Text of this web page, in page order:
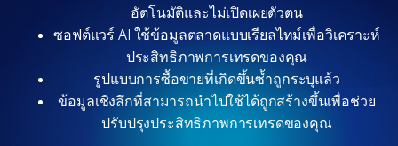
อัตโนมัติและไม่เปิดเผยตัวตน
ซอฟต์แวร์ AI ใช้ข้อมูลตลาดแบบเรียลไทม์เพื่อวิเคราะห์
ประสิทธิภาพการเทรดของคุณ
รูปแบบการซื้อขายที่เกิดขึ้นซ้ำถูกระบุแล้ว
ข้อมูลเชิงลึกที่สามารถนำไปใช้ได้ถูกสร้างขึ้นเพื่อช่วย
ปรับปรุงประสิทธิภาพการเทรดของคุณ